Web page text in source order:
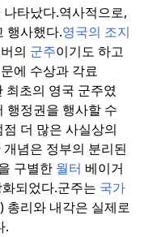
타났다.역사적으로,
행사했다.영국의 조지
의 군주이기도 하고
에 수상과 각료
최초의 영국 군주였
행정권을 행사할 수
더 많은 사실상의
개념은 정부의 분리된
구별한 월터 베이거
되었다.군주는 국가
총리와 내각은 실제로
.